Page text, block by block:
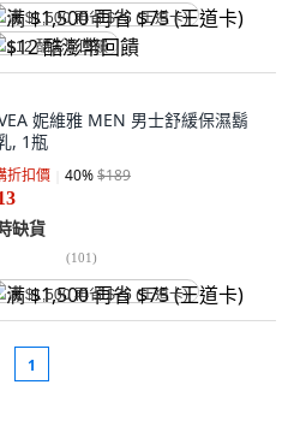
满 $1,500 再省 $75 (王道卡)
$12 酷澎幣回饋
妮維雅 MEN 男士舒緩保濕鬍
, 1瓶
折扣價 40%$189
缺貨
(101)
满 $1,500 再省 $75 (王道卡)
1